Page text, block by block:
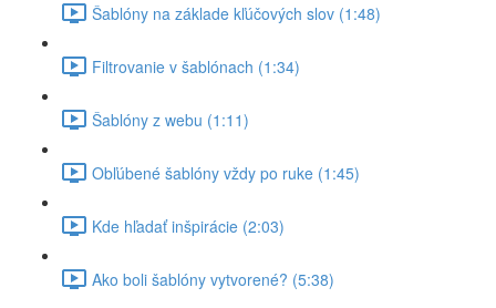
Šablóny na základe kľúčových slov (1:48)
Filtrovanie v šablónach (1:34)
Šablóny z webu (1:11)
Obľúbené šablóny vždy po ruke (1:45)
Kde hľadať inšpirácie (2:03)
Ako boli šablóny vytvorené? (5:38)